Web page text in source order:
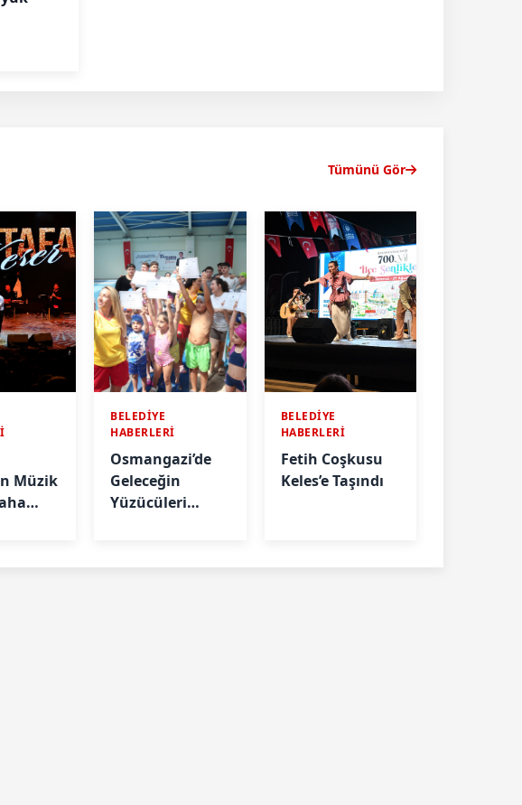
Tümünü Gör
Müzik
BELEDİYE
HABERLERİ
Osmangazi’de
Geleceğin
Yüzücüleri
BELEDİYE
HABERLERİ
Fetih Coşkusu
Keles’e Taşındı